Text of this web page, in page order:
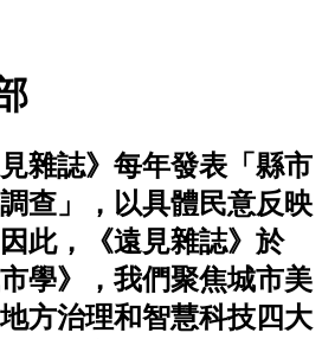
雜誌》每年發表「縣市
查」，以具體民意反映
此，《遠見雜誌》於
學》，我們聚焦城市美
方治理和智慧科技四大